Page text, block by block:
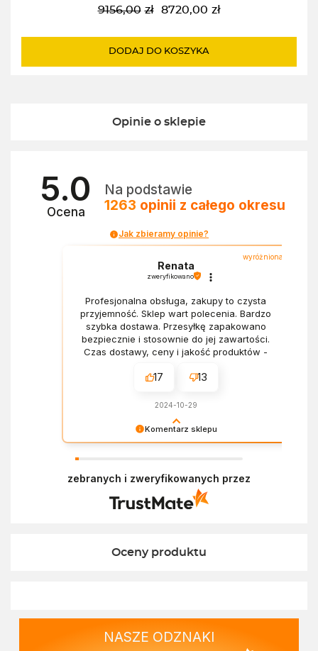
9156,00 zł
Pierwotna
wynosiła:
8720,00 zł
Aktualna
wynosi:
DODAJ DO KOSZYKA
Opinie o sklepie
5.0
Ocena
Na podstawie
1263 opinii z całego okresu
Jak zbieramy opinie?
Komentarz sklepu
doświadczeniem. Z pozdrowieniami, Zespół
wyróżniona
Renata
zweryfikowano
Profesjonalna obsługa, zakupy to czysta
przyjemność. Sklep wart polecenia. Bardzo
szybka dostawa. Przesyłkę zapakowano
bezpiecznie i stosownie do jej zawartości.
Czas dostawy, ceny i jakość produktów -
17 13
2024-10-29
zebranych i zweryfikowanych przez
Oceny produktu
NASZE ODZNAKI